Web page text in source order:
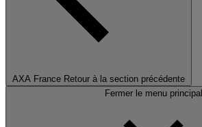
AXA France Retour à la section précédente
Fermer le menu principal